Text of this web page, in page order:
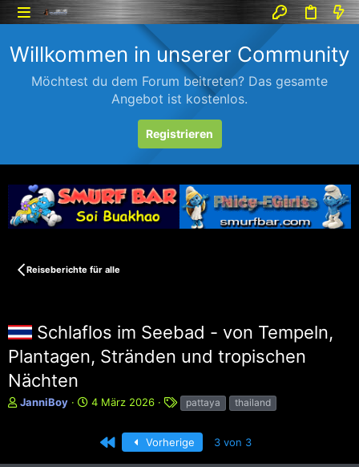
Willkommen in unserer Community
Möchtest du dem Forum beitreten? Das gesamte
Angebot ist kostenlos.
Registrieren
Reiseberichte für alle
Schlaflos im Seebad - von Tempeln,
Plantagen, Stränden und tropischen
Nächten
E
JanniBoy
E
4 März 2026
S
h
l
pattaya thailand
Erste Vorherige 3 von 3